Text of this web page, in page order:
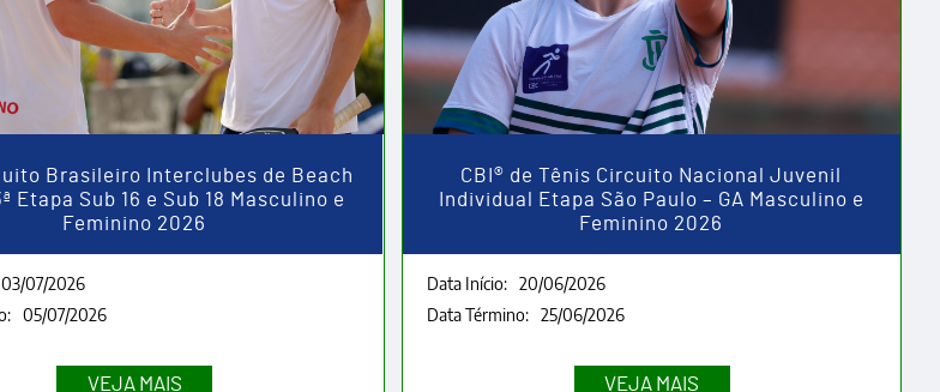
Brasileiro Interclubes de Beach
Etapa Sub 16 e Sub 18 Masculino e
Feminino 2026
03/07/2026
05/07/2026
CBI® de Tênis Circuito Nacional Juvenil
Individual Etapa São Paulo – GA Masculino e
Feminino 2026
Data Início:
20/06/2026
Data Término:
25/06/2026